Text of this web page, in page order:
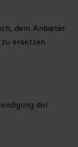
dem Anbieter
ersetzen.
der